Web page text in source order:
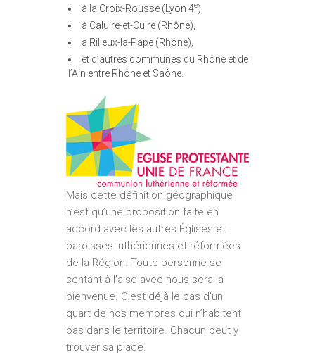
à la Croix-Rousse (Lyon 4e),
à Caluire-et-Cuire (Rhône),
à Rilleux-la-Pape (Rhône),
et d’autres communes du Rhône et de
l’Ain entre Rhône et Saône.
Mais cette définition géographique
n’est qu’une proposition faite en
accord avec les autres Églises et
paroisses luthériennes et réformées
de la Région. Toute personne se
sentant à l’aise avec nous sera la
bienvenue. C’est déjà le cas d’un
quart de nos membres qui n’habitent
pas dans le territoire. Chacun peut y
trouver sa place.